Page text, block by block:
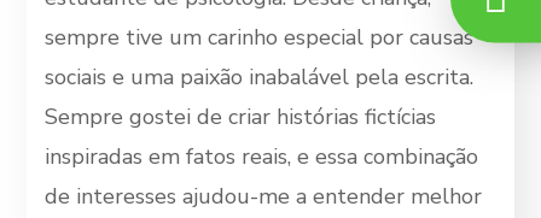
sempre tive um carinho especial por causas
sociais e uma paixão inabalável pela escrita.
Sempre gostei de criar histórias fictícias
inspiradas em fatos reais, e essa combinação
de interesses ajudou-me a entender melhor